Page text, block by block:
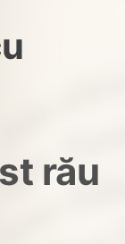
rău